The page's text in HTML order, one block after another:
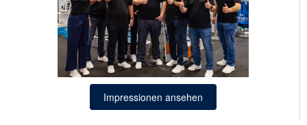
Impressionen ansehen